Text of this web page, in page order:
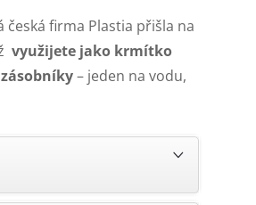
firma Plastia přišla na
využijete jako krmítko
– jeden na vodu,